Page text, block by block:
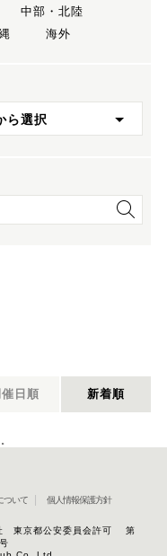
中部・北陸
海外
ら選択
催日順 新着順
ついて 個人情報保護方針
社 東京都公安委員会許可 第